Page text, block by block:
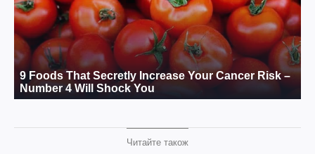
Читайте також